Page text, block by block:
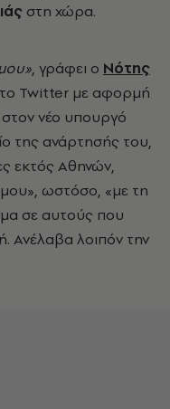
στη χώρα.
, γράφει ο Νότης
Twitter με αφορμή
νέο υπουργό
της ανάρτησής του,
εκτός Αθηνών,
μου», ωστόσο, «με τη
σε αυτούς που
Ανέλαβα λοιπόν την